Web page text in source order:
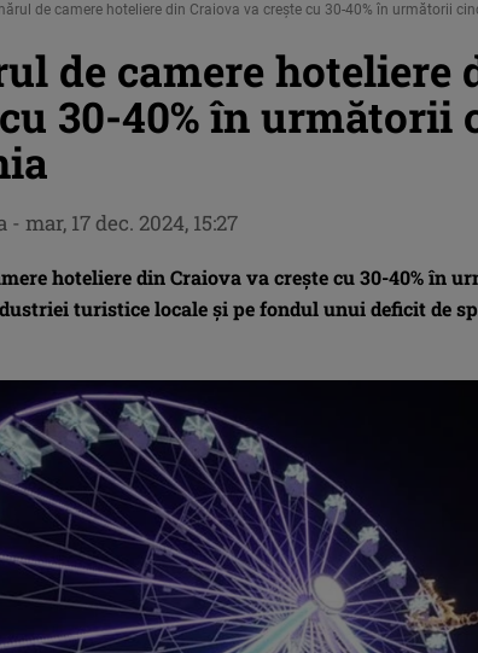
de camere hoteliere din Craiova va crește cu 30-40% în următorii
de camere hoteliere
30-40% în următorii
hoteliere din Craiova va crește cu 30-40% în
turistice locale și pe fondul unui deficit de
- mar, 17 dec. 2024, 15:27